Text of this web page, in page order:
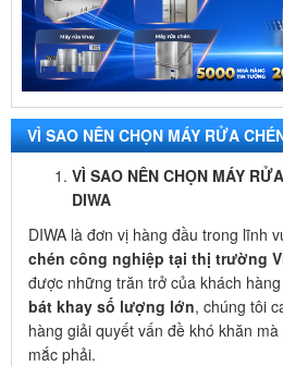
VÌ SAO NÊN CHỌN MÁY RỬA
VÌ SAO NÊN CHỌN MÁY
DIWA
DIWA là đơn vị hàng đầu trong lĩnh
chén công nghiệp tại thị trường
được những trăn trở của khách
bát khay số lượng lớn, chúng tôi
hàng giải quyết vấn đề khó khăn
mắc phải.